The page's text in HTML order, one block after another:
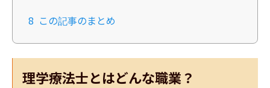
8 この記事のまとめ
理学療法士とはどんな職業？